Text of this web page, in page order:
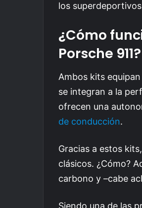
los
¿Cómo
Porsche 911?
Ambos kits
se integran a la
ofrecen una
de conducción.
Gracias a estos
clásicos. ¿Cómo?
carbono y –cabe
Siendo una de las